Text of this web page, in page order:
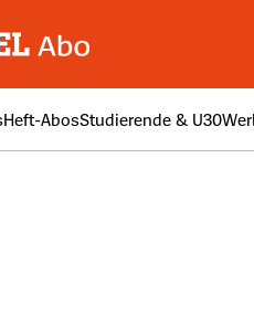
Heft-AbosStudierende & U30